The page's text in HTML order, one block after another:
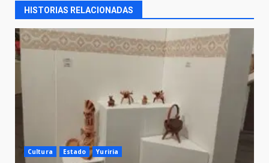
HISTORIAS RELACIONADAS
Cultura Estado Yuriria